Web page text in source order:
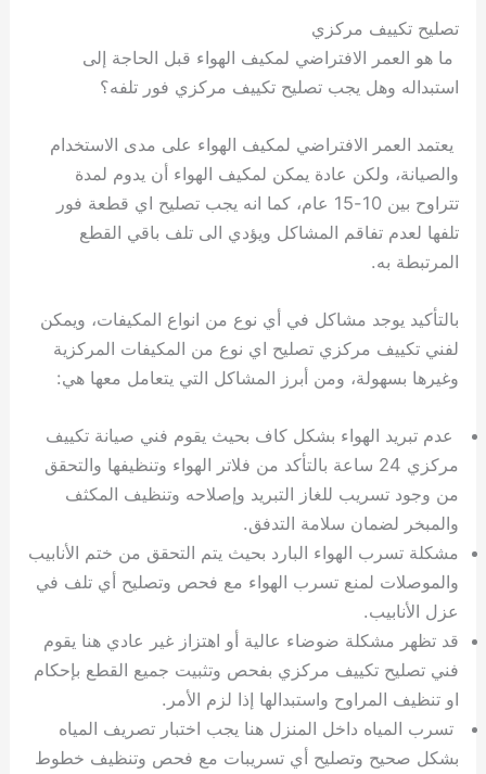
تصليح تكييف مركزي
ما هو العمر الافتراضي لمكيف الهواء قبل الحاجة إلى
استبداله وهل يجب تصليح تكييف مركزي فور تلفه؟
يعتمد العمر الافتراضي لمكيف الهواء على مدى الاستخدام
والصيانة، ولكن عادة يمكن لمكيف الهواء أن يدوم لمدة
تتراوح بين 10-15 عام، كما انه يجب تصليح اي قطعة فور
تلفها لعدم تفاقم المشاكل ويؤدي الى تلف باقي القطع
المرتبطة به.
بالتأكيد يوجد مشاكل في أي نوع من انواع المكيفات، ويمكن
لفني تكييف مركزي تصليح اي نوع من المكيفات المركزية
وغيرها بسهولة، ومن أبرز المشاكل التي يتعامل معها هي:
عدم تبريد الهواء بشكل كاف بحيث يقوم فني صيانة تكييف
مركزي 24 ساعة بالتأكد من فلاتر الهواء وتنظيفها والتحقق
من وجود تسريب للغاز التبريد وإصلاحه وتنظيف المكثف
والمبخر لضمان سلامة التدفق.
مشكلة تسرب الهواء البارد بحيث يتم التحقق من ختم الأنابيب
والموصلات لمنع تسرب الهواء مع فحص وتصليح أي تلف في
عزل الأنابيب.
قد تظهر مشكلة ضوضاء عالية أو اهتزاز غير عادي هنا يقوم
فني تصليح تكييف مركزي بفحص وتثبيت جميع القطع بإحكام
او تنظيف المراوح واستبدالها إذا لزم الأمر.
تسرب المياه داخل المنزل هنا يجب اختبار تصريف المياه
بشكل صحيح وتصليح أي تسريبات مع فحص وتنظيف خطوط